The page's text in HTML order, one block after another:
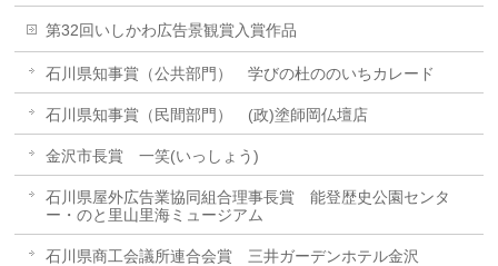
第32回いしかわ広告景観賞入賞作品
石川県知事賞（公共部門） 学びの杜ののいちカレード
石川県知事賞（民間部門） (政)塗師岡仏壇店
金沢市長賞 一笑(いっしょう)
石川県屋外広告業協同組合理事長賞 能登歴史公園センタ
ー・のと里山里海ミュージアム
石川県商工会議所連合会賞 三井ガーデンホテル金沢